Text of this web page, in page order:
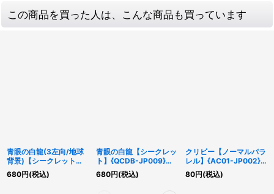
この商品を買った人は、こんな商品も買っています
青眼の白龍(3左向/地球
背景)【シークレット】
{QCAC-JP021}《モン
スター》
680円(税込)
青眼の白龍【シークレッ
ト】{QCDB-JP009}
《モンスター》
680円(税込)
クリビー【ノーマルパラ
レル】{AC01-JP002}
《モンスター》
80円(税込)